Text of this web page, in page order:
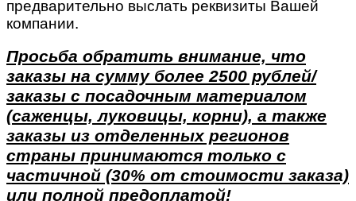
предварительно выслать реквизиты Вашей
компании.
Просьба обратить внимание, что
заказы на сумму более 2500 рублей/
заказы с посадочным материалом
(саженцы, луковицы, корни), а также
заказы из отделенных регионов
страны принимаются только с
частичной (30% от стоимости заказа)
или полной предоплатой!